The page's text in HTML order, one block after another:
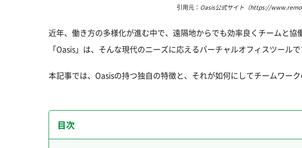
引用元： Oasis公式サイト（https://
近年、働き方の多様化が進む中で、遠隔地からでも効率良くチームと協
「Oasis」は、そんな現代のニーズに応えるバーチャルオフィスツールで
本記事では、Oasisの持つ独自の特徴と、それが如何にしてチームワー
目次